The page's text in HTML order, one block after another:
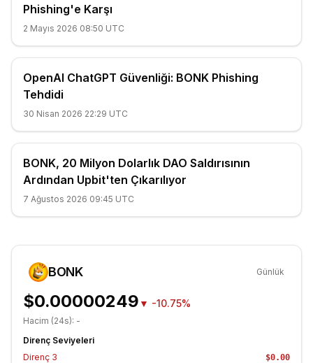
Phishing'e Karşı
2 Mayıs 2026 08:50 UTC
OpenAI ChatGPT Güvenliği: BONK Phishing
Tehdidi
30 Nisan 2026 22:29 UTC
BONK, 20 Milyon Dolarlık DAO Saldırısının
Ardından Upbit'ten Çıkarılıyor
7 Ağustos 2026 09:45 UTC
BONK Günlük
$0.00000249 ▼ -10.75%
Hacim (24s): -
Direnç Seviyeleri
Direnç 3 $0.00